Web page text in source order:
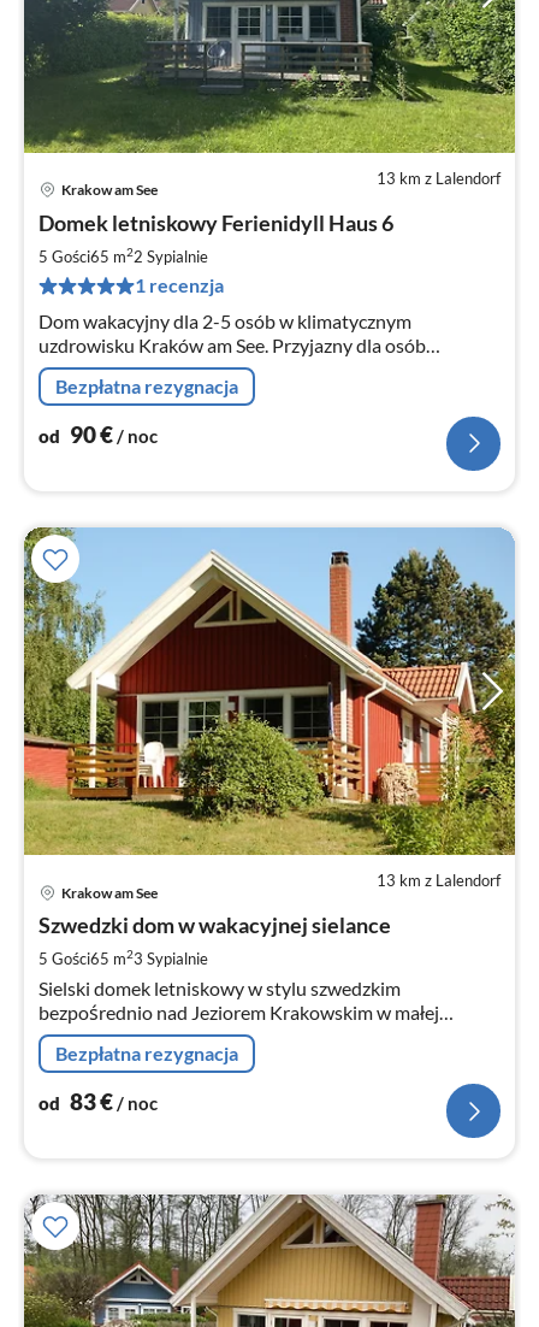
13 km z Lalendorf
Krakow am See
Domek letniskowy Ferienidyll Haus 6
5 Gości65 m22 Sypialnie
1 recenzja
Dom wakacyjny dla 2-5 osób w klimatycznym
uzdrowisku Kraków am See. Przyjazny dla osób
niepełnosprawnych dom wakacyjny położony jest
bezpośrednio nad jeziorem z własnym molo,
Bezpłatna rezygnacja
od 90€/ noc
13 km z Lalendorf
Krakow am See
Szwedzki dom w wakacyjnej sielance
5 Gości65 m23 Sypialnie
Sielski domek letniskowy w stylu szwedzkim
bezpośrednio nad Jeziorem Krakowskim w małej
osadzie domków letniskowych z plażą, kąpieliskiem i
molo dla łodzi.
Bezpłatna rezygnacja
od 83€/ noc